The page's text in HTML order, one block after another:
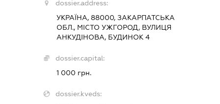
dossier.address:
УКРАЇНА, 88000, ЗАКАРПАТСЬКА
ОБЛ., МІСТО УЖГОРОД, ВУЛИЦЯ
АНКУДІНОВА, БУДИНОК 4
dossier.capital:
1 000 грн.
dossier.kveds: